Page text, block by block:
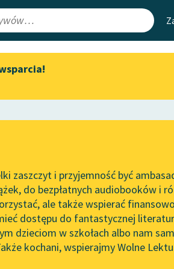
Alicja Horn” do
skandynawskiej
z Katarzyną Tunkiel
temu zmarł Joseph
Mapa
Leśmianator
API
OAI-PMH
Widget
zaszczyt i przyjemność być
do bezpłatnych audiobooków i
ale także wspierać
dostępu do fantastycznej
dzieciom w szkołach albo nam
kochani, wspierajmy Wolne
✖